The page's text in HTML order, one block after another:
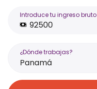
Introduce tu ingreso bruto
¿Dónde trabajas?
Panamá